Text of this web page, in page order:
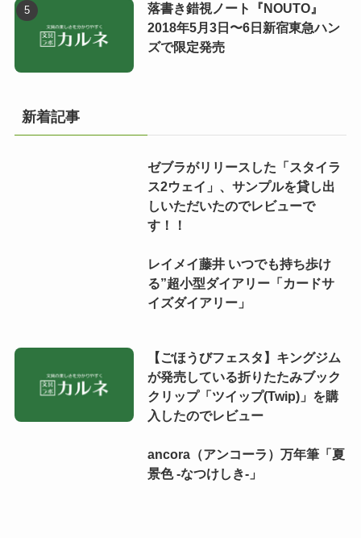
落書き錯視ノート『NOUTO』
2018年5月3日〜6日新宿東急ハン
ズで限定発売
新着記事
ゼブラがリリースした「スタイラ
ス2ウェイ」、サンプルを貸し出
しいただいたのでレビューで
す！！
レイメイ藤井 いつでも持ち歩け
る”超小型ダイアリー「カードサ
イズダイアリー」
【ごほうびフェスタ】キングジム
が発売している折りたたみブック
クリップ「ツイップ(Twip)」を購
入したのでレビュー
ancora（アンコーラ）万年筆「夏
景色 -なつけしき-」